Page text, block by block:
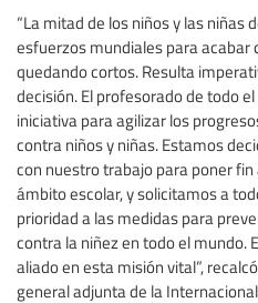
“La mitad de los niños y las niñas
esfuerzos mundiales para acabar
quedando cortos. Resulta
decisión. El profesorado de todo
iniciativa para agilizar los
contra niños y niñas. Estamos
con nuestro trabajo para poner
ámbito escolar, y solicitamos a
prioridad a las medidas para
contra la niñez en todo el mundo.
aliado en esta misión vital”,
general adjunta de la